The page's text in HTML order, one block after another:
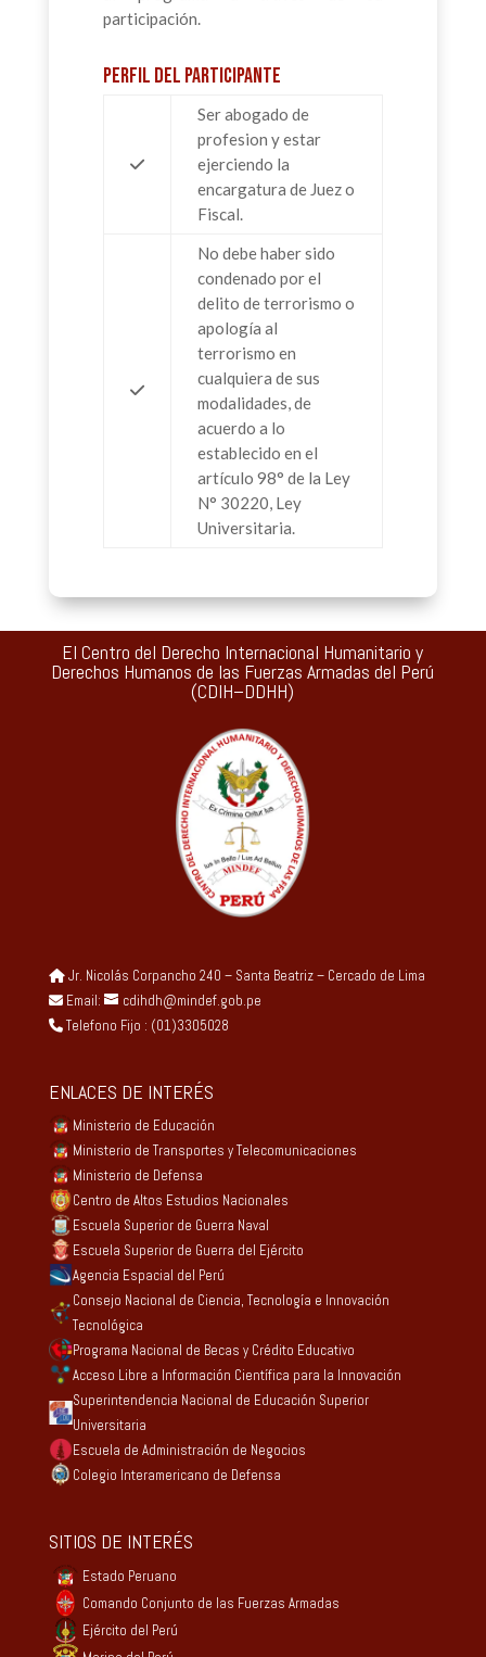
participación.
Perfil del participante
Ser abogado de
profesion y estar
ejerciendo la
encargatura de Juez o
Fiscal.
No debe haber sido
condenado por el
delito de terrorismo o
apología al
terrorismo en
cualquiera de sus
modalidades, de
acuerdo a lo
establecido en el
artículo 98° de la Ley
N° 30220, Ley
Universitaria.
El Centro del Derecho Internacional Humanitario y
Derechos Humanos de las Fuerzas Armadas del Perú
(CDIH–DDHH)
Jr. Nicolás Corpancho 240 – Santa Beatriz – Cercado de Lima
Email:
cdihdh@mindef.gob.pe
Telefono Fijo : (01)3305028
ENLACES DE INTERÉS
Ministerio de Educación
Ministerio de Transportes y Telecomunicaciones
Ministerio de Defensa
Centro de Altos Estudios Nacionales
Escuela Superior de Guerra Naval
Escuela Superior de Guerra del Ejército
Agencia Espacial del Perú
Consejo Nacional de Ciencia, Tecnología e Innovación
Tecnológica
Programa Nacional de Becas y Crédito Educativo
Acceso Libre a Información Científica para la Innovación
Superintendencia Nacional de Educación Superior
Universitaria
Escuela de Administración de Negocios
Colegio Interamericano de Defensa
SITIOS DE INTERÉS
Estado Peruano
Comando Conjunto de las Fuerzas Armadas
Ejército del Perú